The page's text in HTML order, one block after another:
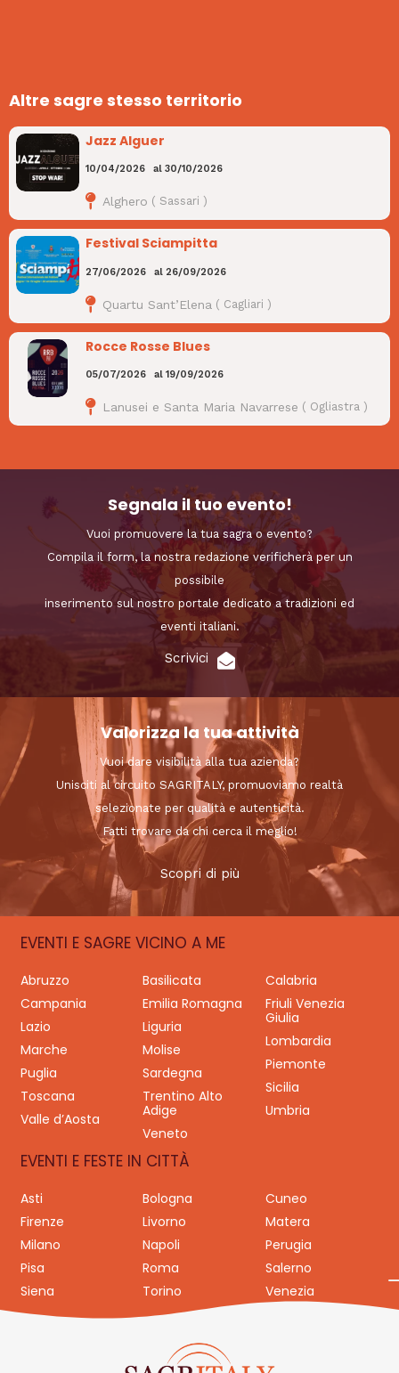
Altre sagre stesso territorio
Jazz Alguer
10/04/2026 al 30/10/2026
Alghero ( Sassari )
Festival Sciampitta
27/06/2026 al 26/09/2026
Quartu Sant’Elena ( Cagliari )
Rocce Rosse Blues
05/07/2026 al 19/09/2026
Lanusei e Santa Maria Navarrese ( Ogliastra)
Segnala il tuo evento!
Vuoi promuovere la tua sagra o evento?
Compila il form, la nostra redazione verificherà per un
possibile
inserimento sul nostro portale dedicato a tradizioni ed
eventi italiani.
Scrivici
Valorizza la tua attività
Vuoi dare visibilità alla tua azienda?
Unisciti al circuito SAGRITALY, promuoviamo realtà
selezionate per qualità e autenticità.
Fatti trovare da chi cerca il meglio!
Scopri di più
EVENTI E SAGRE VICINO A ME
Abruzzo Basilicata
Calabria
Campania
Emilia Romagna
Friuli Venezia
Giulia
Lazio
Liguria
Lombardia
Marche
Molise
Piemonte
Puglia
Sardegna
Sicilia
Toscana
Trentino Alto
Adige
Umbria
Valle d’Aosta
Veneto
EVENTI E FESTE IN CITTÀ
Asti Bologna
Cuneo
Firenze
Livorno
Matera
Milano
Napoli
Perugia
Pisa
Roma
Salerno
Siena
Torino Venezia